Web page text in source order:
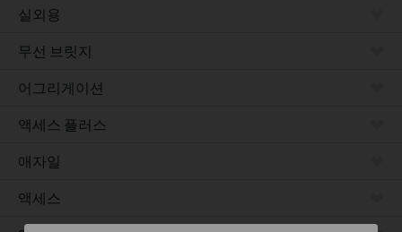
실외용
무선 브릿지
어그리게이션
액세스 플러스
애자일
액세스